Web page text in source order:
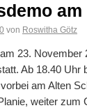
am
von Roswitha Götz
23. November
Ab 18.40 Uhr
am Alten
weiter zum